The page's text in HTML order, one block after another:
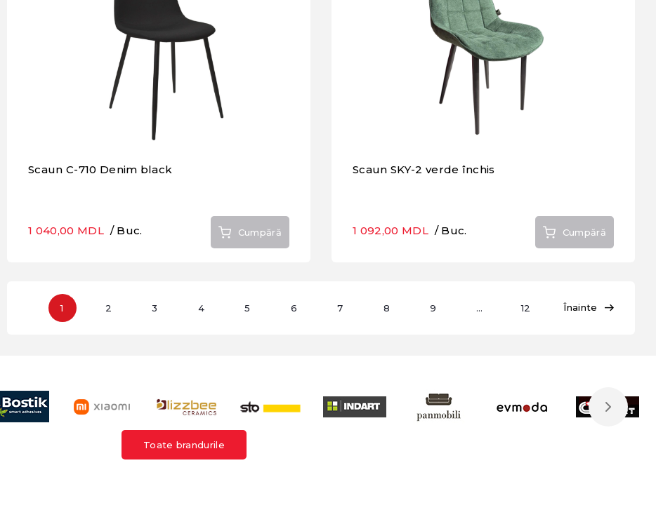
Scaun C-710 Denim black
1 040,00 MDL / Buc. Cumpără
Scaun SKY-2 verde închis
1 092,00 MDL / Buc. Cumpără
Înainte
1 2 3 4 5 6 7 8 9 ... 12
Toate brandurile